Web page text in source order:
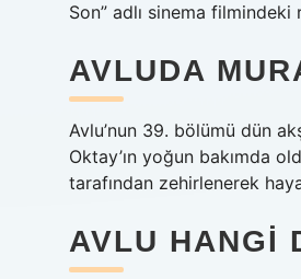
Son” adlı sinema filmindeki
AVLUDA
Avlu’nun 39. bölümü dün
Oktay’ın yoğun bakımda
tarafından zehirlenerek
AVLU HANGI